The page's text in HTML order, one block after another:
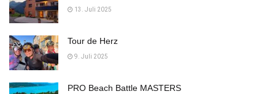
13. Juli 2025
Tour de Herz
9. Juli 2025
PRO Beach Battle MASTERS